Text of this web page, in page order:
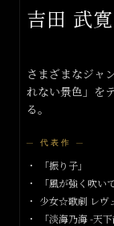
吉田 武寛
さまざまなジャ
れない景色」を
る。
— 代表作 —
「振り子」
「風が強く吹い
少女☆歌劇 レヴ
「淡海乃海 -天